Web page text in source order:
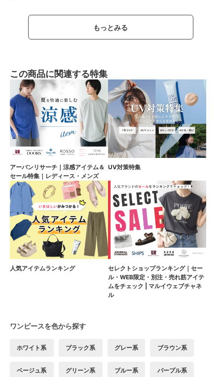
もっとみる
この商品に関連する特集
アーバンリサーチ｜涼感アイテム＆
セール特集｜レディース・メンズ
UV対策特集
人気アイテムランキング
セレクトショップランキング｜セー
ル・WEB限定・別注・売れ筋アイテ
ムをチェック | マルイウェブチャネ
ル
ワンピースを色から探す
ホワイト系 ブラック系 グレー系 ブラウン系
ベージュ系 グリーン系 ブルー系 パープル系